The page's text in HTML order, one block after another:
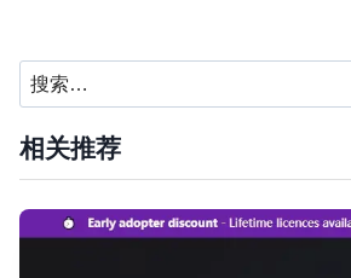
搜
索：
相关推荐